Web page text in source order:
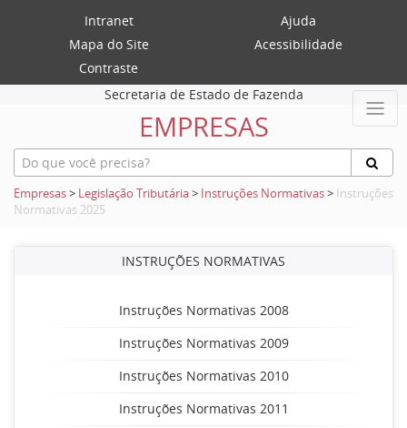
Intranet
Ajuda
Mapa do Site
Acessibilidade
Contraste
Secretaria de Estado de Fazenda
EMPRESAS
Empresas> Legislação Tributária> Instruções Normativas> Instruções
Normativas 2025
INSTRUÇÕES NORMATIVAS
Instruções Normativas 2008
Instruções Normativas 2009
Instruções Normativas 2010
Instruções Normativas 2011